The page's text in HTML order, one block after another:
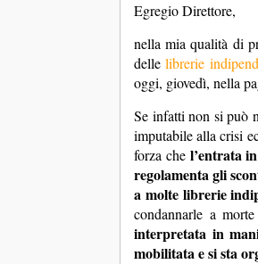
Egregio Direttore,
nella mia qualità di
dellelibrerie
oggi, giovedì, nella
Se infatti non si può
imputabile alla crisi
forza che l’entrata
regolamenta gli
a molte librerie
condannarle a
interpretata in
mobilitata e si sta